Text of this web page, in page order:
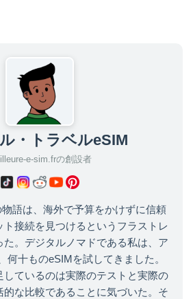
・トラベルeSIM
e-sim.frの創設者
語は、海外で予算をかけずに信頼
ト接続を見つけるというフラストレ
た。デジタルノマドである私は、ア
何十ものeSIMを試してきました。
しているのは実際のテストと実際の
な比較であることに気づいた。そ